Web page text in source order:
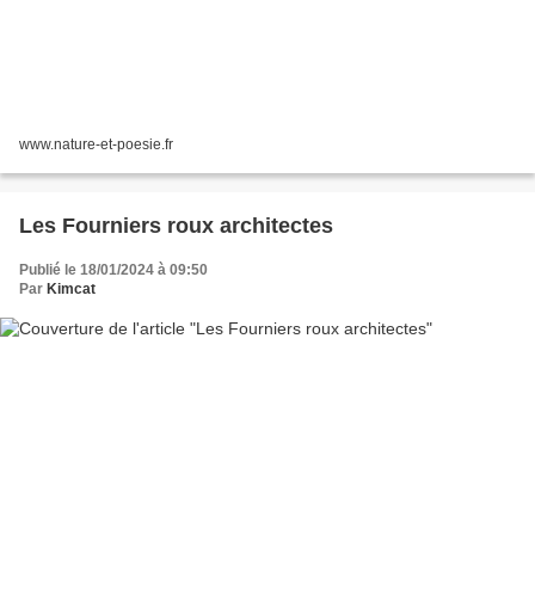
www.nature-et-poesie.fr
Les Fourniers roux architectes
Publié le 18/01/2024 à 09:50
Par Kimcat